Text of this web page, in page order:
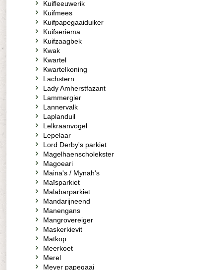
Kuifleeuwerik
Kuifmees
Kuifpapegaaiduiker
Kuifseriema
Kuifzaagbek
Kwak
Kwartel
Kwartelkoning
Lachstern
Lady Amherstfazant
Lammergier
Lannervalk
Laplanduil
Lelkraanvogel
Lepelaar
Lord Derby's parkiet
Magelhaenscholekster
Magoeari
Maina's / Mynah's
Maïsparkiet
Malabarparkiet
Mandarijneend
Manengans
Mangrovereiger
Maskerkievit
Matkop
Meerkoet
Merel
Meyer papegaai